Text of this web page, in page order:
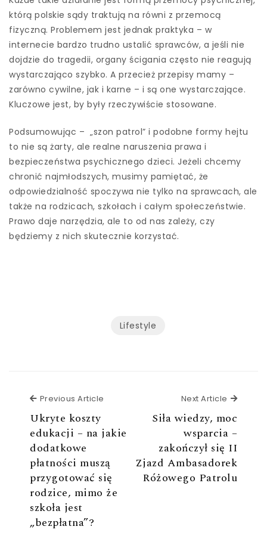
którą polskie sądy traktują na równi z przemocą
fizyczną. Problemem jest jednak praktyka – w
internecie bardzo trudno ustalić sprawców, a jeśli nie
dojdzie do tragedii, organy ścigania często nie reagują
wystarczająco szybko. A przecież przepisy mamy –
zarówno cywilne, jak i karne – i są one wystarczające.
Kluczowe jest, by były rzeczywiście stosowane.
Podsumowując – „szon patrol” i podobne formy hejtu
to nie są żarty, ale realne naruszenia prawa i
bezpieczeństwa psychicznego dzieci. Jeżeli chcemy
chronić najmłodszych, musimy pamiętać, że
odpowiedzialność spoczywa nie tylko na sprawcach, ale
także na rodzicach, szkołach i całym społeczeństwie.
Prawo daje narzędzia, ale to od nas zależy, czy
będziemy z nich skutecznie korzystać.
Lifestyle
Previous Article
Ukryte koszty
edukacji – na jakie
dodatkowe
płatności muszą
przygotować się
rodzice, mimo że
szkoła jest
„bezpłatna”?
Next Article Next
Siła wiedzy, moc
wsparcia –
zakończył się II
Zjazd Ambasadorek
Różowego Patrolu